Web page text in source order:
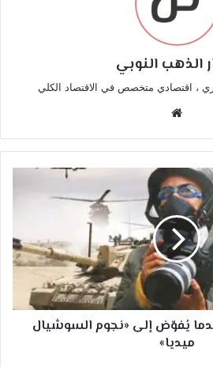
الذهب النوبي
، اقتصادي متخصص في الاقتصاد الكلي
يُفوّض إلى «نجوم السوشيال
ميديا»